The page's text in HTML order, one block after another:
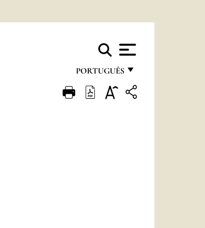
PORTUGUÊS
FRANÇAIS